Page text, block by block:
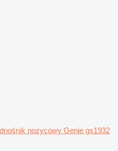
nożycowy Genie gs1932